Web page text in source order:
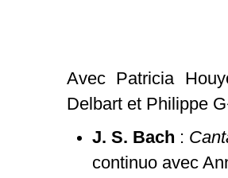
Avec Patricia
Delbart et Philippe
J. S. Bach :
continuo avec